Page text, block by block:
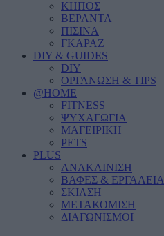
ΚΗΠΟΣ
ΒΕΡΑΝΤΑ
ΠΙΣΙΝΑ
ΓΚΑΡΑΖ
DIY & GUIDES
DIY
ΟΡΓΑΝΩΣΗ & TIPS
@HOME
FITNESS
ΨΥΧΑΓΩΓΙΑ
ΜΑΓΕΙΡΙΚΗ
PETS
PLUS
ΑΝΑΚΑΙΝΙΣΗ
ΒΑΦΕΣ & ΕΡΓΑΛΕΙΑ
ΣΚΙΑΣΗ
ΜΕΤΑΚΟΜΙΣΗ
ΔΙΑΓΩΝΙΣΜΟΙ